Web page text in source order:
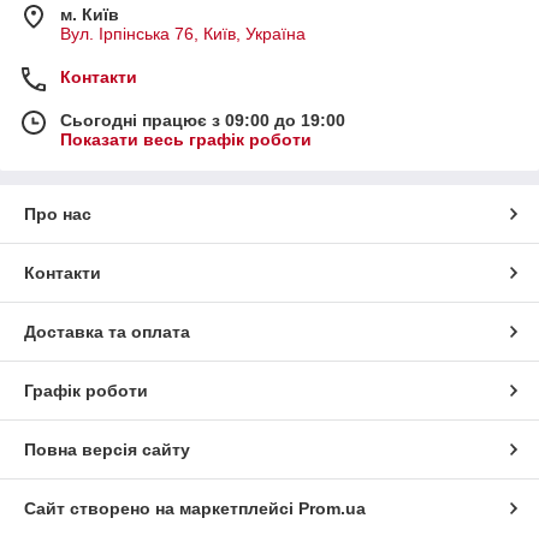
м. Київ
Вул. Ірпінська 76, Київ, Україна
Контакти
Сьогодні працює з 09:00 до 19:00
Показати весь графік роботи
Про нас
Контакти
Доставка та оплата
Графік роботи
Повна версія сайту
Сайт створено на маркетплейсі Prom.ua